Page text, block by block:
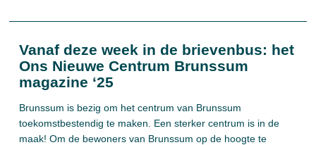
Vanaf deze week in de brievenbus: het
Ons Nieuwe Centrum Brunssum
magazine ‘25
Brunssum is bezig om het centrum van Brunssum
toekomstbestendig te maken. Een sterker centrum is in de
maak! Om de bewoners van Brunssum op de hoogte te